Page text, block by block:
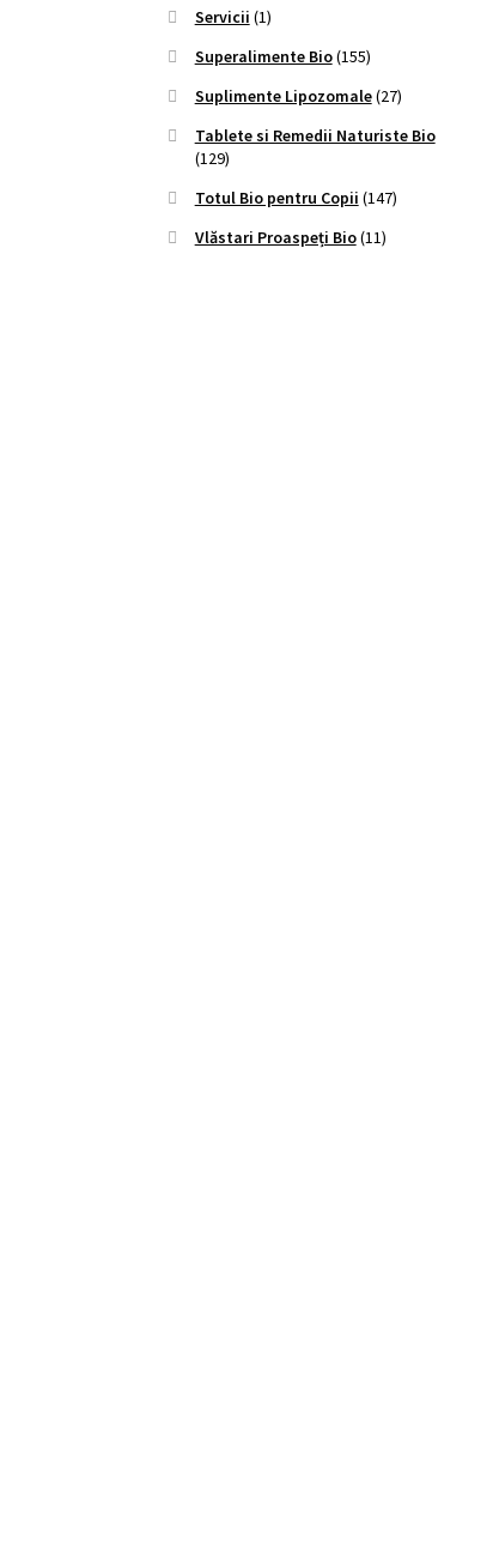
Servicii (1)
Superalimente Bio(155)
Suplimente Lipozomale(27)
Tablete si Remedii Naturiste Bio
(129)
Totul Bio pentru Copii (147)
Vlăstari Proaspeți Bio(11)